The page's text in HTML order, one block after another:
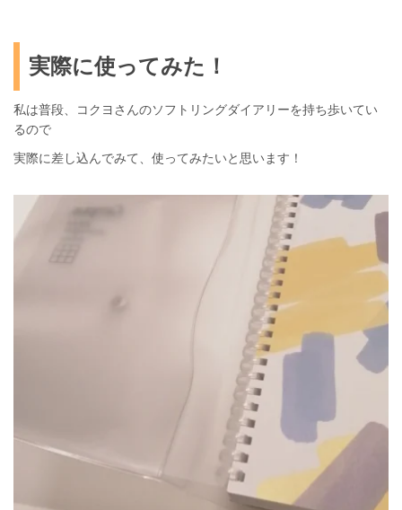
実際に使ってみた！
私は普段、コクヨさんのソフトリングダイアリーを持ち歩いてい
るので
実際に差し込んでみて、使ってみたいと思います！